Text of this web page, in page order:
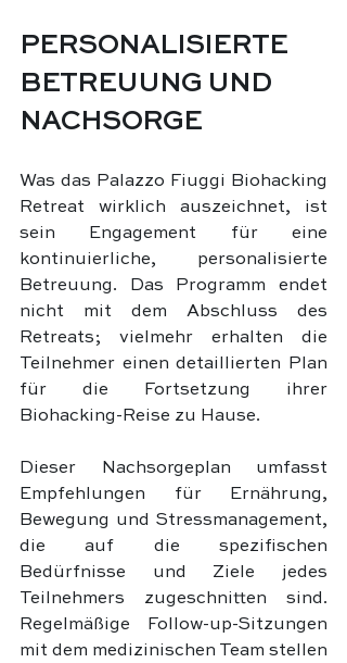
PERSONALISIERTE
BETREUUNG UND
NACHSORGE
Was das Palazzo Fiuggi Biohacking
Retreat wirklich auszeichnet, ist
sein Engagement für eine
kontinuierliche, personalisierte
Betreuung. Das Programm endet
nicht mit dem Abschluss des
Retreats; vielmehr erhalten die
Teilnehmer einen detaillierten Plan
für die Fortsetzung ihrer
Biohacking-Reise zu Hause.
Dieser Nachsorgeplan umfasst
Empfehlungen für Ernährung,
Bewegung und Stressmanagement,
die auf die spezifischen
Bedürfnisse und Ziele jedes
Teilnehmers zugeschnitten sind.
Regelmäßige Follow-up-Sitzungen
mit dem medizinischen Team stellen